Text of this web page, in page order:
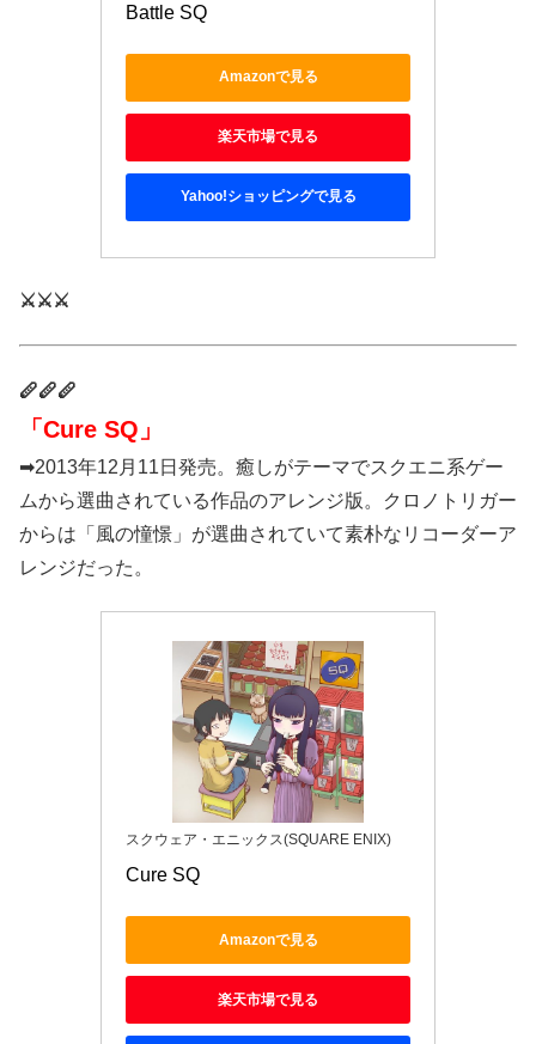
Battle SQ
Amazonで見る
楽天市場で見る
Yahoo!ショッピングで見る
⚔️⚔️⚔️
🪈🪈🪈
「Cure SQ」
➡2013年12月11日発売。癒しがテーマでスクエニ系ゲー
ムから選曲されている作品のアレンジ版。クロノトリガー
からは「風の憧憬」が選曲されていて素朴なリコーダーア
レンジだった。
スクウェア・エニックス(SQUARE ENIX)
Cure SQ
Amazonで見る
楽天市場で見る